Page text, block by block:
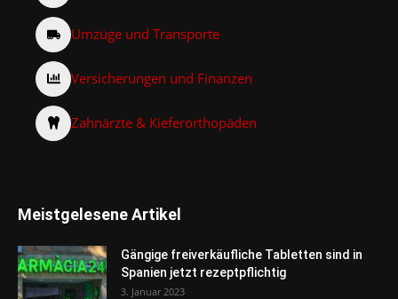
Umzüge und Transporte
Versicherungen und Finanzen
Zahnärzte & Kieferorthopäden
Meistgelesene Artikel
Gängige freiverkäufliche Tabletten sind in
Spanien jetzt rezeptpflichtig
3. Januar 2023